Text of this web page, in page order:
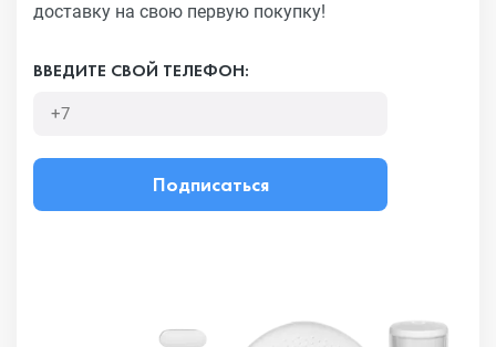
доставку на свою первую покупку!
ВВЕДИТЕ СВОЙ ТЕЛЕФОН:
Подписаться